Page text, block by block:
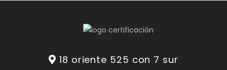
18 oriente 525 con 7 sur